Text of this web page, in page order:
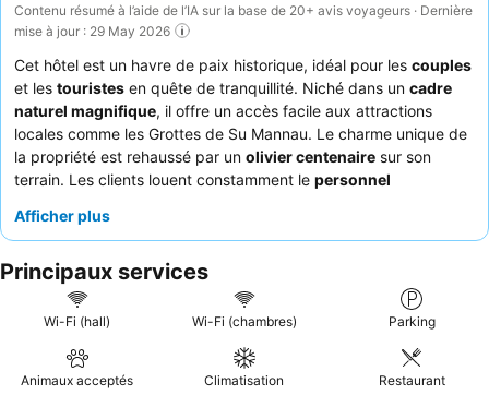
Contenu résumé à l’aide de l’IA sur la base de 20+ avis voyageurs · Dernière
mise à jour : 29 May 2026
Cet hôtel est un havre de paix historique, idéal pour les couples
et les touristes en quête de tranquillité. Niché dans un cadre
naturel magnifique, il offre un accès facile aux attractions
locales comme les Grottes de Su Mannau. Le charme unique de
la propriété est rehaussé par un olivier centenaire sur son
terrain. Les clients louent constamment le personnel
magnifique jardin. Pour une expérience vraiment sereine,
Afficher plus
Principaux services
Wi-Fi (hall) Wi-Fi (chambres) Parking
Animaux acceptés Climatisation Restaurant